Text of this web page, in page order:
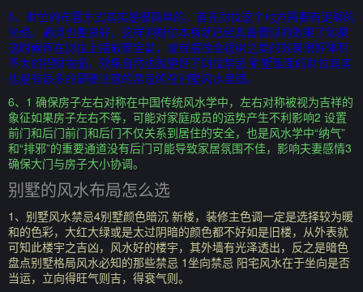
5、财位的布置方式其实是很简单的，首先财位这个地方需要有足够的
光线，通风也要良好，这样的财位本身就已经具备聚财的效果了如果
这时候再在财位上摆放聚宝盆，或者摆放金钱树之类的效果很好体积
不大的招财物品，效果自然也就更好了财位禁忌 别墅里面的财位其实
也是有很多的需要注意的禁忌的在别墅风水里面。
6、1 确保房子左右对称在中国传统风水学中，左右对称被视为吉祥的
象征如果房子左右不等，可能对家庭成员的运势产生不利影响2 设置
前门和后门前门和后门不仅关系到居住的安全，也是风水学中“纳气”
和“排邪”的重要通道没有后门可能导致家居氛围不佳，影响夫妻感情3
确保大门与房子大小协调。
别墅的风水布局怎么选
1、别墅风水禁忌4别墅颜色暗沉 新楼，装修主色调一定是选择较为暖
和的色彩，大红大绿或是太过阴暗的颜色都不好如是旧楼，从外表就
可知此楼宇之吉凶，风水好的楼宇，其外墙有光泽透出，反之是暗色
盘点别墅格局风水必知的那些禁忌 1坐向禁忌 阳宅风水在于坐向是否
当运，立向得旺气则吉，得衰气则。